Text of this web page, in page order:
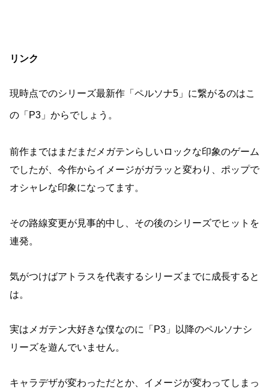
リンク
現時点でのシリーズ最新作「ペルソナ5」に繋がるのはこ
の「P3」からでしょう。
前作まではまだまだメガテンらしいロックな印象のゲーム
でしたが、今作からイメージがガラッと変わり、ポップで
オシャレな印象になってます。
その路線変更が見事的中し、その後のシリーズでヒットを
連発。
気がつけばアトラスを代表するシリーズまでに成長すると
は。
実はメガテン大好きな僕なのに「P3」以降のペルソナシ
リーズを遊んでいません。
キャラデザが変わっただとか、イメージが変わってしまっ